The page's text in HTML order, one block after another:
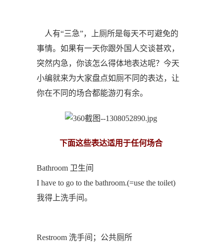
人有“三急”，上厕所是每天不可避免的
事情。如果有一天你跟外国人交谈甚欢，
突然内急，你该怎么得体地表达呢？今天
小编就来为大家盘点如厕不同的表达，让
你在不同的场合都能游刃有余。
下面这些表达适用于任何场合
Bathroom 卫生间
I have to go to the bathroom.(=use the toilet)
我得上洗手间。
Restroom 洗手间；公共厕所